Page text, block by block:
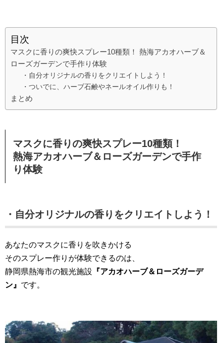
目次
マスクに香りの爽快スプレー10種類！ 熱海アカオハーブ＆
ローズガーデンで手作り体験
・自分オリジナルの香りをクリエイトしよう！
・ついでに、ハーブ石鹸やネールオイル作りも！
まとめ
マスクに香りの爽快スプレー10種類！
熱海アカオハーブ＆ローズガーデンで手作
り体験
・自分オリジナルの香りをクリエイトしよう！
あなたのマスクに香りを吹きかける
そのスプレー作りが体験できるのは、
静岡県熱海市の観光施設 『アカオハーブ＆ローズガーデ
ン』 です。